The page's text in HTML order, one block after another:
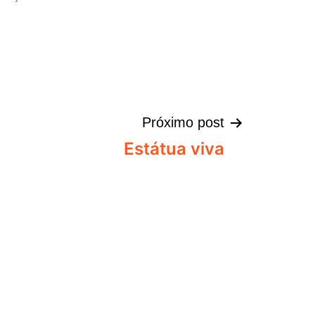
Próximo post
Estátua viva